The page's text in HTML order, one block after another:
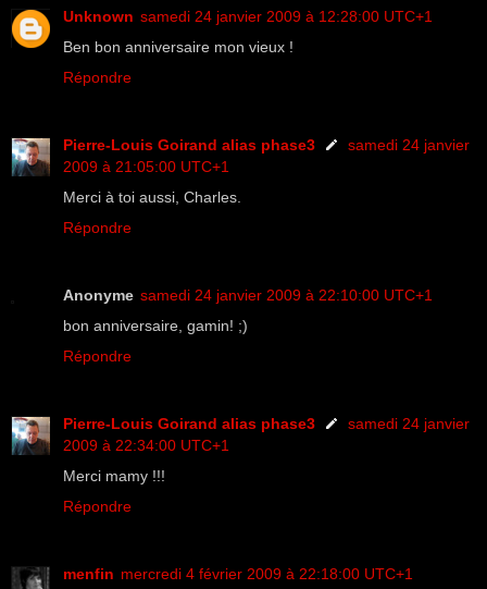
Unknown samedi 24 janvier 2009 à 12:28:00 UTC+1
Ben bon anniversaire mon vieux !
Répondre
Pierre-Louis Goirand alias phase3
samedi 24 janvier
2009 à 21:05:00 UTC+1
Merci à toi aussi, Charles.
Répondre
Anonyme samedi 24 janvier 2009 à 22:10:00 UTC+1
bon anniversaire, gamin! ;)
Répondre
Pierre-Louis Goirand alias phase3
samedi 24 janvier
2009 à 22:34:00 UTC+1
Merci mamy !!!
Répondre
menfin mercredi 4 février 2009 à 22:18:00 UTC+1